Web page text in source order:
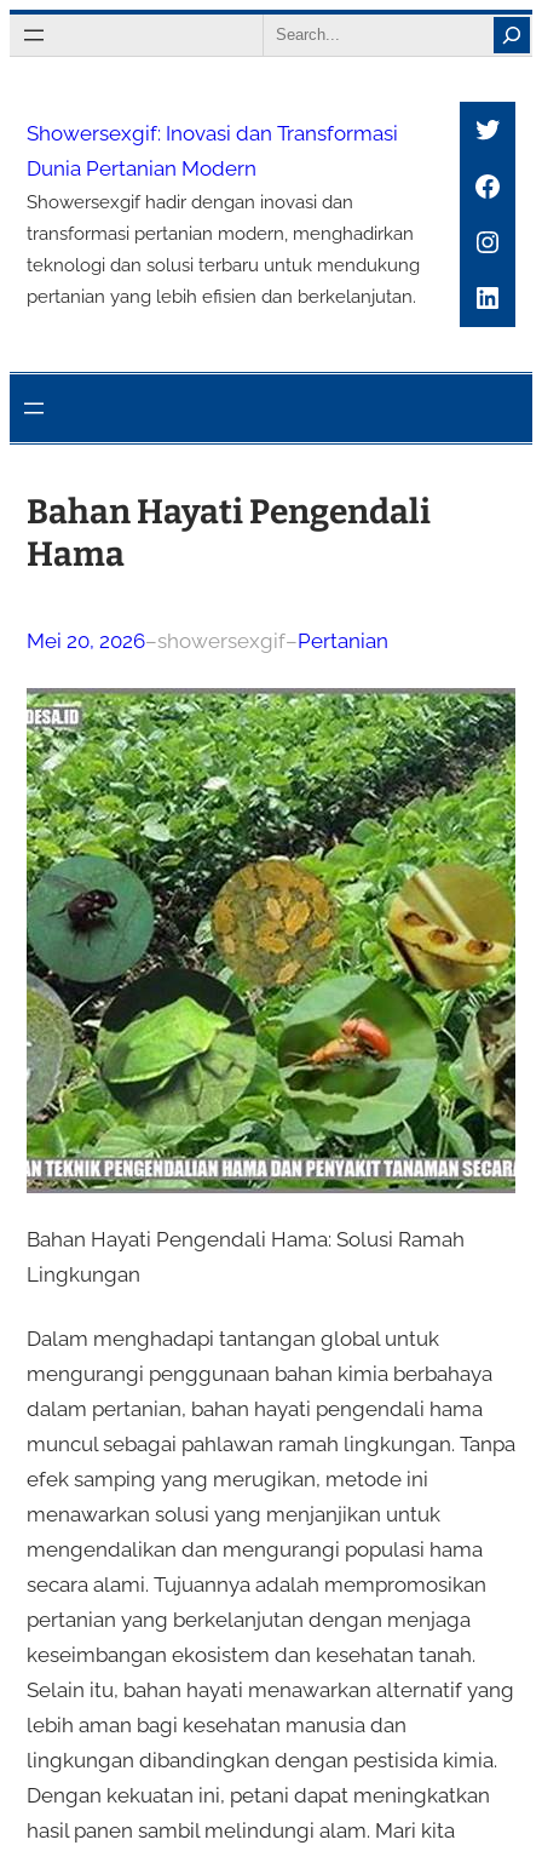
Lewati
ke
Search
Showersexgif: Inovasi dan Transformasi
Dunia Pertanian Modern
Showersexgif hadir dengan inovasi dan
transformasi pertanian modern, menghadirkan
teknologi dan solusi terbaru untuk mendukung
pertanian yang lebih efisien dan berkelanjutan.
Bahan Hayati Pengendali
Hama
Mei 20, 2026–showersexgif–Pertanian
Bahan Hayati Pengendali Hama: Solusi Ramah
Lingkungan
Dalam menghadapi tantangan global untuk
mengurangi penggunaan bahan kimia berbahaya
dalam pertanian, bahan hayati pengendali hama
muncul sebagai pahlawan ramah lingkungan. Tanpa
efek samping yang merugikan, metode ini
menawarkan solusi yang menjanjikan untuk
mengendalikan dan mengurangi populasi hama
secara alami. Tujuannya adalah mempromosikan
pertanian yang berkelanjutan dengan menjaga
keseimbangan ekosistem dan kesehatan tanah.
Selain itu, bahan hayati menawarkan alternatif yang
lebih aman bagi kesehatan manusia dan
lingkungan dibandingkan dengan pestisida kimia.
Dengan kekuatan ini, petani dapat meningkatkan
hasil panen sambil melindungi alam. Mari kita